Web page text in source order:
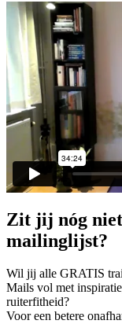
Zit jij nóg niet
mailinglijst?
Wil jij alle GRATIS
Mails vol met
ruiterfitheid?
Voor een betere